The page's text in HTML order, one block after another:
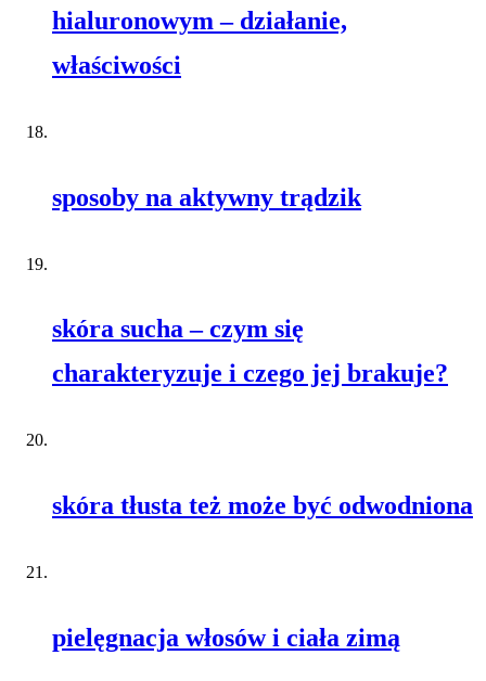
hialuronowym – działanie,
właściwości
sposoby na aktywny trądzik
skóra sucha – czym się
charakteryzuje i czego jej brakuje?
skóra tłusta też może być odwodniona
pielęgnacja włosów i ciała zimą